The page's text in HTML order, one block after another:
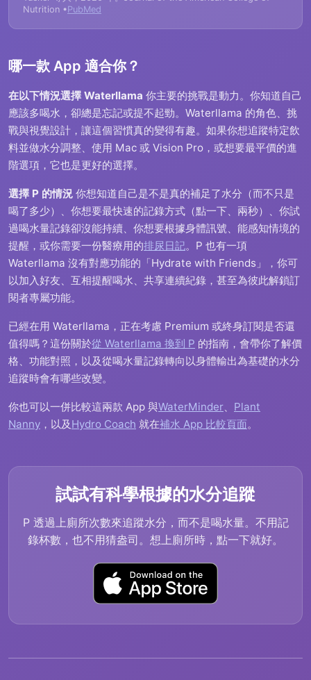
Nutrition •PubMed
哪一款 App 適合你？
在以下情況選擇 Waterllama 你主要的挑戰是動力。你知道自己
應該多喝水，卻總是忘記或提不起勁。Waterllama 的角色、挑
戰與視覺設計，讓這個習慣真的變得有趣。如果你想追蹤特定飲
料並做水分調整、使用 Mac 或 Vision Pro，或想要最平價的進
階選項，它也是更好的選擇。
選擇 P 的情況 你想知道自己是不是真的補足了水分（而不只是
喝了多少）、你想要最快速的記錄方式（點一下、兩秒）、你試
過喝水量記錄卻沒能持續、你想要根據身體訊號、能感知情境的
提醒，或你需要一份醫療用的排尿日記。P 也有一項
Waterllama 沒有對應功能的「Hydrate with Friends」，你可
以加入好友、互相提醒喝水、共享連續紀錄，甚至為彼此解鎖訂
閱者專屬功能。
已經在用 Waterllama，正在考慮 Premium 或終身訂閱是否還
值得嗎？這份關於從 Waterllama 換到 P 的指南，會帶你了解價
格、功能對照，以及從喝水量記錄轉向以身體輸出為基礎的水分
追蹤時會有哪些改變。
你也可以一併比較這兩款 App 與WaterMinder
Plant
Nanny ，以及 Hydro Coach 就在補水 App 比較頁面。
試試有科學根據的水分追蹤
P 透過上廁所次數來追蹤水分，而不是喝水量。不用記
錄杯數，也不用猜盎司。想上廁所時，點一下就好。